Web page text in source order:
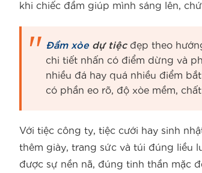
khi chiếc đầm giúp mình sáng lên,
Đầm xòe dự tiệcđẹp theo
chi tiết nhấn có điểm dừng và
nhiều đá hay quá nhiều điểm
có phần eo rõ, độ xòe mềm,
Với tiệc công ty, tiệc cưới hay sinh
thêm giày, trang sức và túi đúng liều
được sự nền nã, đúng tinh thần mặc